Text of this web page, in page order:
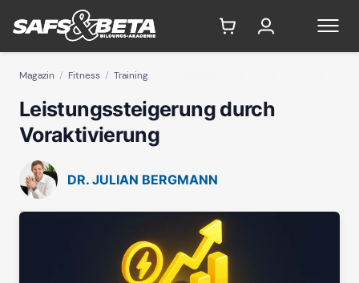
Magazin Fitness Training
Leistungssteigerung durch
Voraktivierung
DR. JULIAN BERGMANN